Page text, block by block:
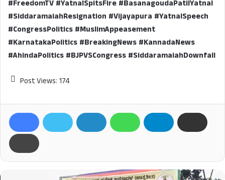
#FreedomTV #YatnalSpitsFire #BasanagoudaPatilYatnal
#SiddaramaiahResignation #Vijayapura #YatnalSpeech
#CongressPolitics #MuslimAppeasement
#KarnatakaPolitics #BreakingNews #KannadaNews
#AhindaPolitics #BJPVSCongress #SiddaramaiahDownfall
Post Views: 174